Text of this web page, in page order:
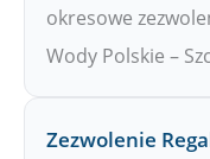
okresowe
Wody Polskie –
Zezwolenie